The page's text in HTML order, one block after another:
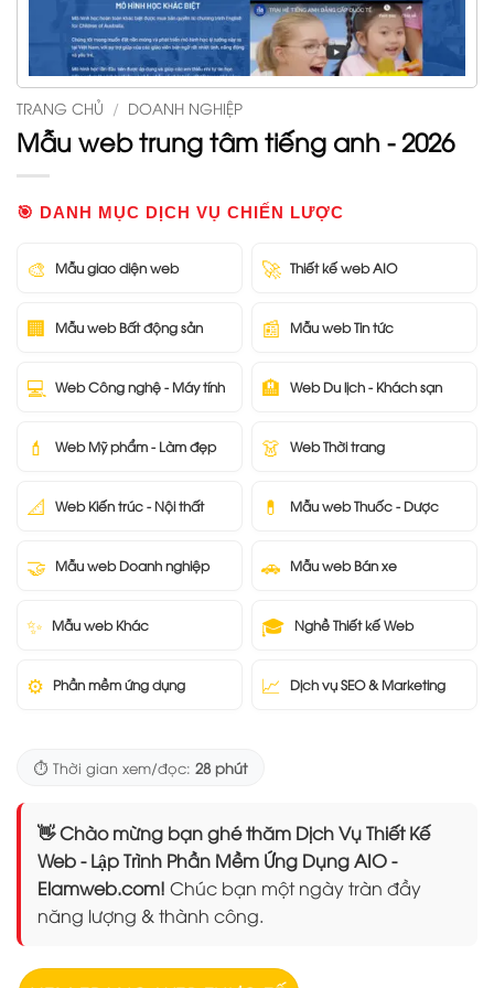
TRANG CHỦ / DOANH NGHIỆP
Mẫu web trung tâm tiếng anh - 2026
🎯 DANH MỤC DỊCH VỤ CHIẾN LƯỢC
🎨 Mẫu giao diện web 🚀 Thiết kế web AIO
🏢 Mẫu web Bất động sản 📰 Mẫu web Tin tức
💻 Web Công nghệ - Máy tính 🏨 Web Du lịch - Khách sạn
💄 Web Mỹ phẩm - Làm đẹp 👗 Web Thời trang
📐 Web Kiến trúc - Nội thất 💊 Mẫu web Thuốc - Dược
🤝 Mẫu web Doanh nghiệp 🚗 Mẫu web Bán xe
✨ Mẫu web Khác 🎓 Nghề Thiết kế Web
⚙️ Phần mềm ứng dụng 📈 Dịch vụ SEO & Marketing
⏱️ Thời gian xem/đọc: 28 phút
👋 Chào mừng bạn ghé thăm Dịch Vụ Thiết Kế
Web - Lập Trình Phần Mềm Ứng Dụng AIO -
Elamweb.com! Chúc bạn một ngày tràn đầy
năng lượng & thành công.